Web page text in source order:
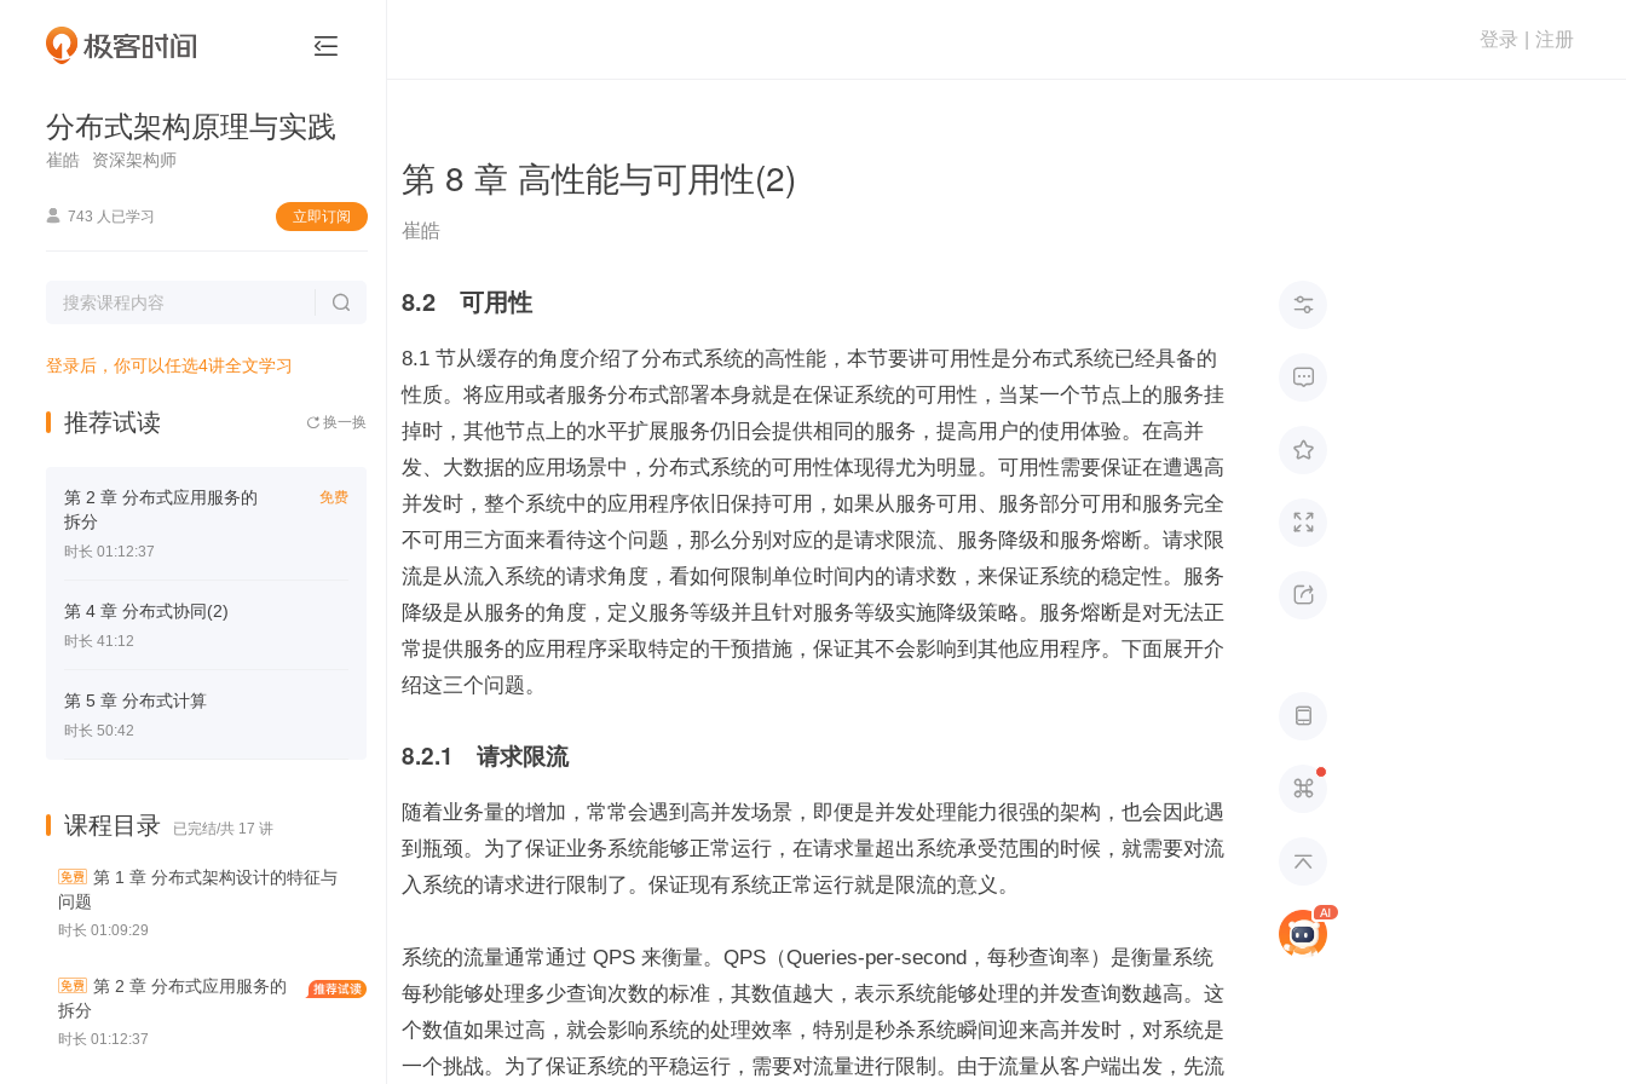

分布式架构原理与实践
崔皓 资深架构师
 743 人已学习 立即订阅

登录后，你可以任选4讲全文学习
推荐试读  换一换
第 2 章 分布式应用服务的
拆分
时长 01:12:37
免费
第 4 章 分布式协同(2)
时长 41:12
第 5 章 分布式计算
时长 50:42
课程目录 已完结/共 17 讲
第 1 章 分布式架构设计的特征与
问题
时长 01:09:29
第 2 章 分布式应用服务的
拆分
时长 01:12:37
 分布式架构原理与实践 登录 注册
第 8 章 高性能与可用性(2)
崔皓
8.2　可用性
8.1 节从缓存的角度介绍了分布式系统的高性能，本节要讲可用性是分布式系统已经具备的
性质。将应用或者服务分布式部署本身就是在保证系统的可用性，当某一个节点上的服务挂
掉时，其他节点上的水平扩展服务仍旧会提供相同的服务，提高用户的使用体验。在高并
发、大数据的应用场景中，分布式系统的可用性体现得尤为明显。可用性需要保证在遭遇高
并发时，整个系统中的应用程序依旧保持可用，如果从服务可用、服务部分可用和服务完全
不可用三方面来看待这个问题，那么分别对应的是请求限流、服务降级和服务熔断。请求限
流是从流入系统的请求角度，看如何限制单位时间内的请求数，来保证系统的稳定性。服务
降级是从服务的角度，定义服务等级并且针对服务等级实施降级策略。服务熔断是对无法正
常提供服务的应用程序采取特定的干预措施，保证其不会影响到其他应用程序。下面展开介
绍这三个问题。
8.2.1　请求限流
随着业务量的增加，常常会遇到高并发场景，即便是并发处理能力很强的架构，也会因此遇
到瓶颈。为了保证业务系统能够正常运行，在请求量超出系统承受范围的时候，就需要对流
入系统的请求进行限制了。保证现有系统正常运行就是限流的意义。
系统的流量通常通过 QPS 来衡量。QPS（Queries-per-second，每秒查询率）是衡量系统
每秒能够处理多少查询次数的标准，其数值越大，表示系统能够处理的并发查询数越高。这
个数值如果过高，就会影响系统的处理效率，特别是秒杀系统瞬间迎来高并发时，对系统是
一个挑战。为了保证系统的平稳运行，需要对流量进行限制。由于流量从客户端出发，先流







